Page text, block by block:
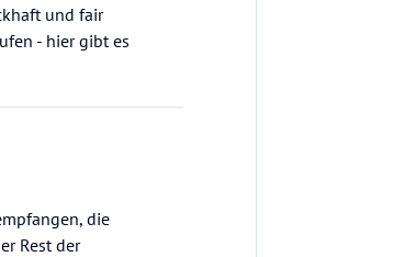
und fair
- hier gibt es
die
Rest der